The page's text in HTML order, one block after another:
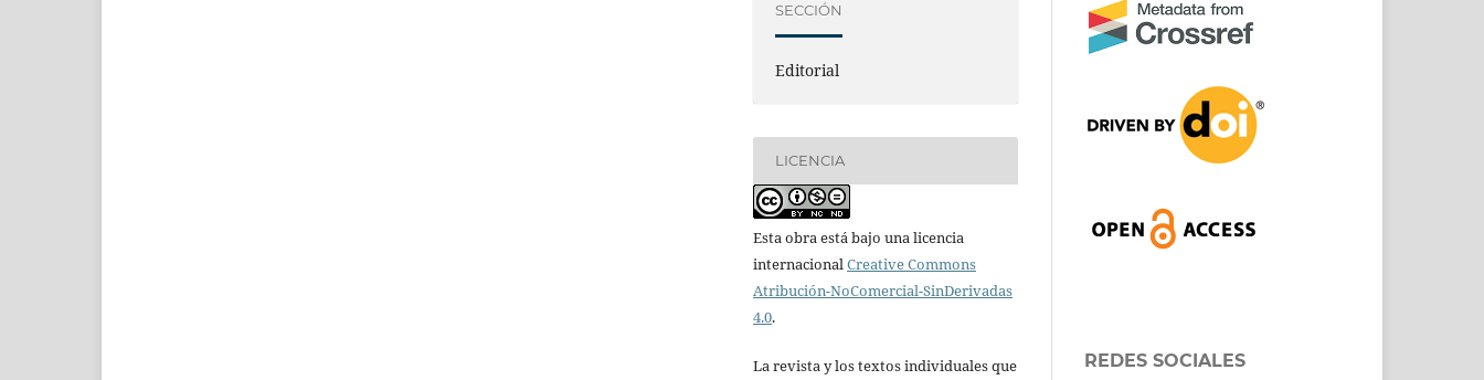
SECCIÓN
Editorial
LICENCIA
Esta obra está bajo una licencia
internacionalCreative Commons
Atribución-NoComercial-SinDerivadas
4.0.
La revista y los textos individuales que
REDES SOCIALES